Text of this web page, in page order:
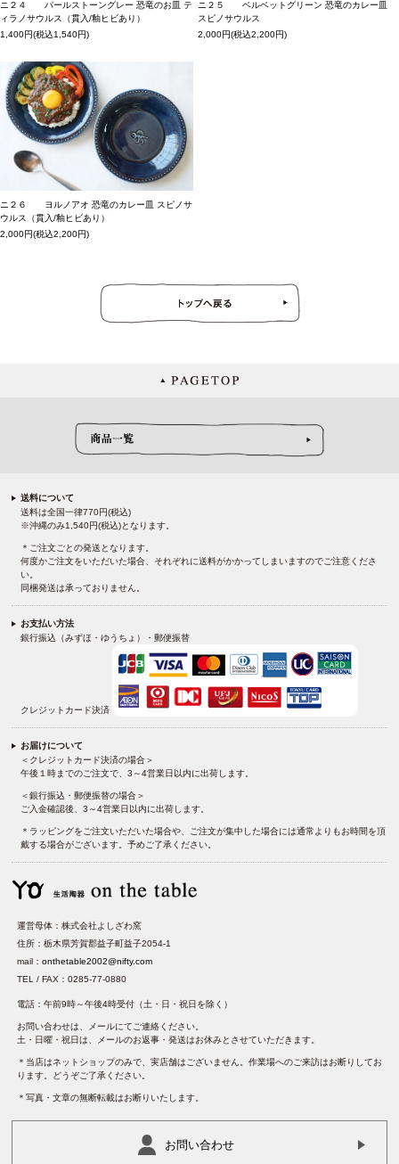
ニ２４ パールストーングレー 恐竜のお皿 テ
ィラノサウルス（貫入/釉ヒビあり）
1,400円(税込1,540円)
ニ２５ ベルベットグリーン 恐竜のカレー皿
スピノサウルス
2,000円(税込2,200円)
ニ２６ ヨルノアオ 恐竜のカレー皿 スピノサ
ウルス（貫入/釉ヒビあり）
2,000円(税込2,200円)
送料について
送料は全国一律770円(税込)
※沖縄のみ1,540円(税込)となります。
＊ご注文ごとの発送となります。
何度かご注文をいただいた場合、それぞれに送料がかかってしまいますのでご注意くださ
い。
同梱発送は承っておりません。
お支払い方法
銀行振込（みずほ・ゆうちょ）・郵便振替
クレジットカード決済
お届けについて
＜クレジットカード決済の場合＞
午後１時までのご注文で、3～4営業日以内に出荷します。
＜銀行振込・郵便振替の場合＞
ご入金確認後、3～4営業日以内に出荷します。
＊ラッピングをご注文いただいた場合や、ご注文が集中した場合には通常よりもお時間を頂
戴する場合がございます。予めご了承ください。
運営母体：株式会社よしざわ窯
住所：栃木県芳賀郡益子町益子2054-1
mail：onthetable2002@nifty.com
TEL / FAX：0285-77-0880
電話：午前9時～午後4時受付（土・日・祝日を除く）
お問い合わせは、メールにてご連絡ください。
土・日曜・祝日は、メールのお返事・発送はお休みとさせていただきます。
＊当店はネットショップのみで、実店舗はございません。作業場へのご来訪はお断りしてお
ります。どうぞご了承ください。
＊写真・文章の無断転載はお断りいたします。
お問い合わせ